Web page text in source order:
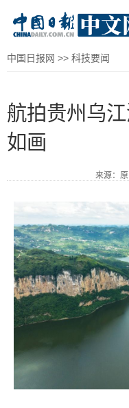
中国日报网 >> 科技要闻
航拍贵州乌
如画
来源：